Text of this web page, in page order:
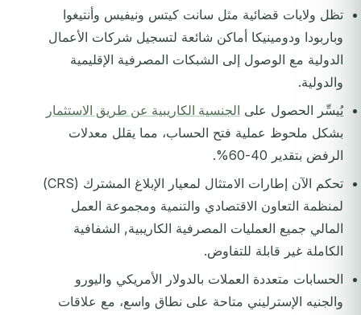
تظل ولايات قضائية مثل سانت كيتس ونيفيس وأنتيغوا
وباربودا ودومينيكا أماكن شائعة لتسجيل شركات الأعمال
الدولية مع الوصول إلى الشبكات المصرفية الإقليمية
والدولية.
يُيسِّر الحصول على الجنسية الكاريبية عن طريق الاستثمار
بشكل ملحوظ عملية فتح الحساب، مما يقلل معدلات
الرفض بتقدير 40-60%.
تحكم الآن إطارات الامتثال لمعيار الإبلاغ المشترك (CRS)
لمنظمة التعاون الاقتصادي والتنمية ومجموعة العمل
المالي جميع العمليات المصرفية الكاريبية, الشفافية
الكاملة غير قابلة للتفاوض.
الحسابات متعددة العملات بالدولار الأمريكي واليورو
والجنيه الإسترليني متاحة على نطاق واسع، مع علاقات